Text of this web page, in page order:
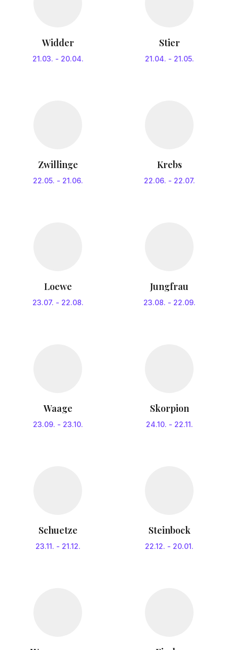
Widder
21.03. - 20.04.
Stier
21.04. - 21.05.
Zwillinge
22.05. - 21.06.
Krebs
22.06. - 22.07.
Loewe
23.07. - 22.08.
Jungfrau
23.08. - 22.09.
Waage
23.09. - 23.10.
Skorpion
24.10. - 22.11.
Schuetze
23.11. - 21.12.
Steinbock
22.12. - 20.01.